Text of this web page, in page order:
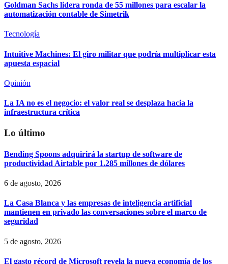
Goldman Sachs lidera ronda de 55 millones para escalar la
automatización contable de Simetrik
Tecnología
Intuitive Machines: El giro militar que podría multiplicar esta
apuesta espacial
Opinión
La IA no es el negocio: el valor real se desplaza hacia la
infraestructura crítica
Lo último
Bending Spoons adquirirá la startup de software de
productividad Airtable por 1.285 millones de dólares
6 de agosto, 2026
La Casa Blanca y las empresas de inteligencia artificial
mantienen en privado las conversaciones sobre el marco de
seguridad
5 de agosto, 2026
El gasto récord de Microsoft revela la nueva economía de los